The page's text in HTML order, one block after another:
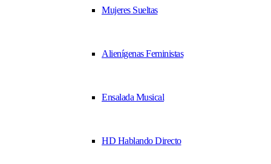
Mujeres Sueltas
Alienígenas Feministas
Ensalada Musical
HD Hablando Directo